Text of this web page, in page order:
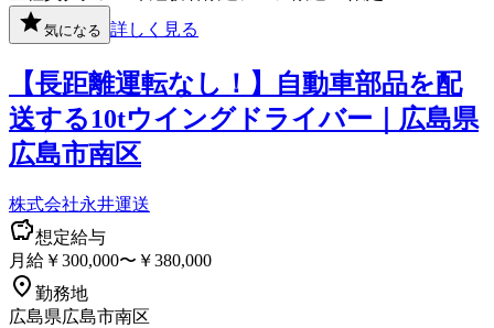
気になる 詳しく見る
【長距離運転なし！】自動車部品を配
送する10tウイングドライバー｜広島県
広島市南区
株式会社永井運送
想定給与
月給￥300,000〜￥380,000
勤務地
広島県広島市南区